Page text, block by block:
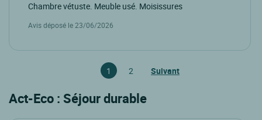
Chambre vétuste. Meuble usé. Moisissures
Avis déposé le 23/06/2026
1 2 Suivant
Act-Eco : Séjour durable